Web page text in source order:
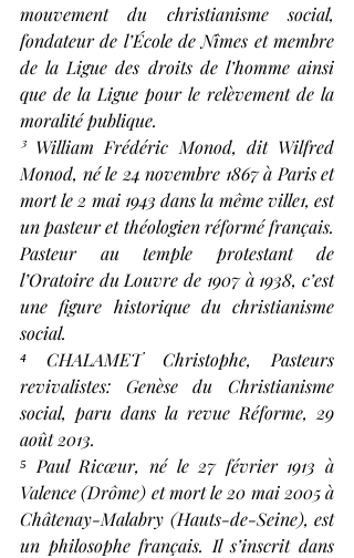
mouvement du christianisme social,
fondateur de l’École de Nîmes et membre
de la Ligue des droits de l’homme ainsi
que de la Ligue pour le relèvement de la
moralité publique.
³ William Frédéric Monod, dit Wilfred
Monod, né le 24 novembre 1867 à Paris et
mort le 2 mai 1943 dans la même ville1, est
un pasteur et théologien réformé français.
Pasteur au temple protestant de
l’Oratoire du Louvre de 1907 à 1938, c’est
une figure historique du christianisme
social.
⁴ CHALAMET Christophe, Pasteurs
revivalistes: Genèse du Christianisme
social, paru dans la revue Réforme, 29
août 2013.
⁵ Paul Ricœur, né le 27 février 1913 à
Valence (Drôme) et mort le 20 mai 2005 à
Châtenay-Malabry (Hauts-de-Seine), est
un philosophe français. Il s’inscrit dans